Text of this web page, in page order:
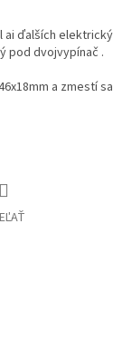
ai ďalších
pod dvojvypínač .
a zmestí